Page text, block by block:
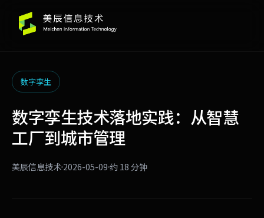
数字孪生
数字孪生技术落地实践：从智慧
工厂到城市管理
美辰信息技术 2026-05-09 约 18 分钟